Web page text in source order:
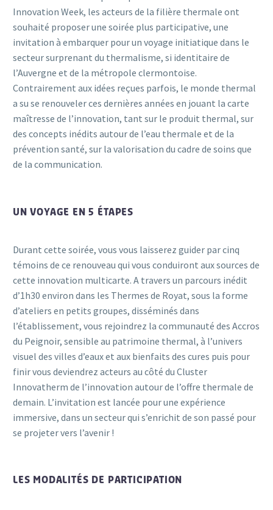
Innovation Week, les acteurs de la filière thermale ont
souhaité proposer une soirée plus participative, une
invitation à embarquer pour un voyage initiatique dans le
secteur surprenant du thermalisme, si identitaire de
l’Auvergne et de la métropole clermontoise.
Contrairement aux idées reçues parfois, le monde thermal
a su se renouveler ces dernières années en jouant la carte
maîtresse de l’innovation, tant sur le produit thermal, sur
des concepts inédits autour de l’eau thermale et de la
prévention santé, sur la valorisation du cadre de soins que
de la communication.
UN VOYAGE EN 5 ÉTAPES
Durant cette soirée, vous vous laisserez guider par cinq
témoins de ce renouveau qui vous conduiront aux sources de
cette innovation multicarte. A travers un parcours inédit
d’1h30 environ dans les Thermes de Royat, sous la forme
d’ateliers en petits groupes, disséminés dans
l’établissement, vous rejoindrez la communauté des Accros
du Peignoir, sensible au patrimoine thermal, à l’univers
visuel des villes d’eaux et aux bienfaits des cures puis pour
finir vous deviendrez acteurs au côté du Cluster
Innovatherm de l’innovation autour de l’offre thermale de
demain. L’invitation est lancée pour une expérience
immersive, dans un secteur qui s’enrichit de son passé pour
se projeter vers l’avenir !
LES MODALITÉS DE PARTICIPATION